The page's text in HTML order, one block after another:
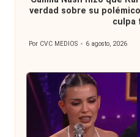
verdad sobre su
culpa
Publicado
Por CVC MEDIOS 6 agosto, 2026